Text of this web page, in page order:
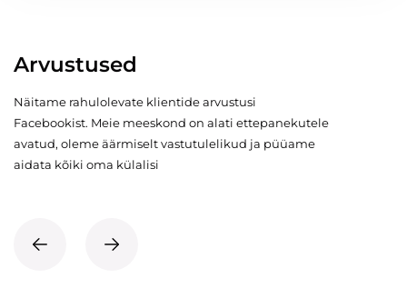
Arvustused
Näitame rahulolevate klientide arvustusi
Facebookist. Meie meeskond on alati ettepanekutele
avatud, oleme äärmiselt vastutulelikud ja püüame
aidata kõiki oma külalisi